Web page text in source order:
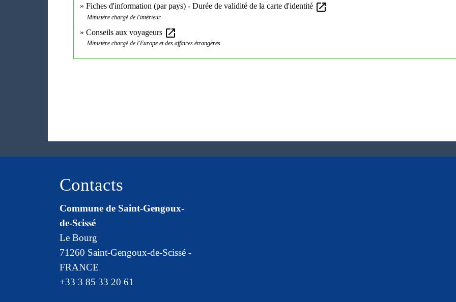
Fiches d'information (par pays) - Durée de validité de la carte d'identité open_in_new
Ministère chargé de l'intérieur
Conseils aux voyageurs open_in_new
Ministère chargé de l'Europe et des affaires étrangères
Contacts
Commune de Saint-Gengoux-
de-Scissé
Le Bourg
71260 Saint-Gengoux-de-Scissé -
FRANCE
+33 3 85 33 20 61